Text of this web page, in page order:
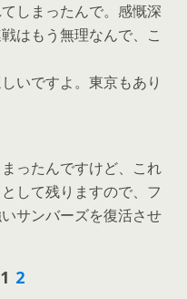
しまったんで。感慨深
はもう無理なんで、こ
いですよ。東京もあり
ったんですけど、これ
して残りますので、フ
サンバーズを復活させ
1 2